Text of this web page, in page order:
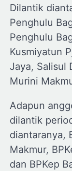
Dilantik
Penghulu
Penghulu
Kusmiyatun
Jaya, Salisul
Murini
Adapun
dilantik
diantaranya,
Makmur,
dan BPKep